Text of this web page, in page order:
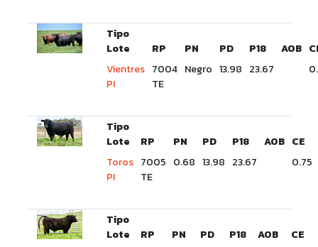
Tipo
Lote
RP PN PD P18 AOB
Vientres
PI
7004
TE
Negro 13.98 23.67
Tipo
Lote
RP PN PD P18 AOB CE
Toros
PI
7005
TE
0.68 13.98 23.67 0.75
Tipo
Lote
RP PN PD P18 AOB
CE